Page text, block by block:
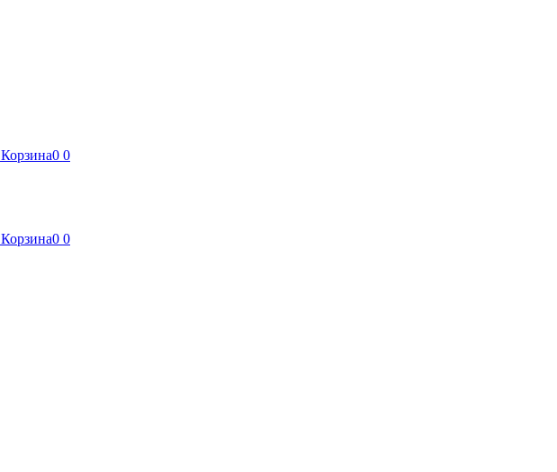
Корзина0 0
Корзина0 0